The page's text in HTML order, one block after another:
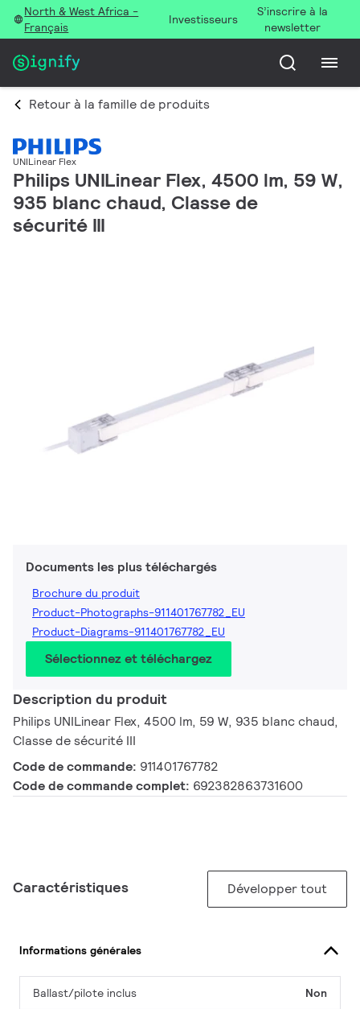
North & West Africa -
Français
Investisseurs
S’inscrire à la
newsletter
Retour à la famille de produits
UNILinear Flex
Philips UNILinear Flex, 4500 lm, 59 W,
935 blanc chaud, Classe de
sécurité III
Documents les plus téléchargés
Brochure du produit
Product-Photographs-911401767782_EU
Product-Diagrams-911401767782_EU
Sélectionnez et téléchargez
Description du produit
Philips UNILinear Flex, 4500 lm, 59 W, 935 blanc chaud,
Classe de sécurité III
Code de commande: 911401767782
Code de commande complet: 692382863731600
Caractéristiques Développer tout
Informations générales
Ballast/pilote inclus Non